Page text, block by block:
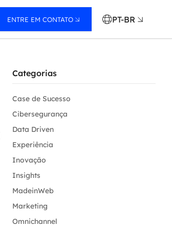
ENTRE EM CONTATO PT-BR
Categorias
Case de Sucesso
Cibersegurança
Data Driven
Experiência
Inovação
Insights
MadeinWeb
Marketing
Omnichannel